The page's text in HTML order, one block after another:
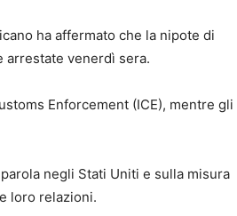
ha affermato che la nipote di
arrestate venerdì sera.
Enforcement (ICE), mentre gli
negli Stati Uniti e sulla misura
loro relazioni.